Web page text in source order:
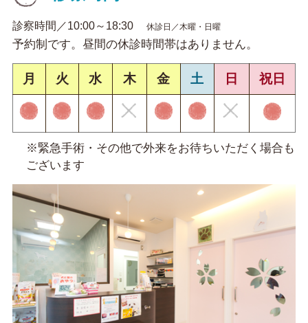
診察時間／10:00～18:30 休診日／木曜・日曜
予約制です。昼間の休診時間帯はありません。
月 火 水 木 金 土 日 祝日
※緊急手術・その他で外来をお待ちいただく場合も
ございます